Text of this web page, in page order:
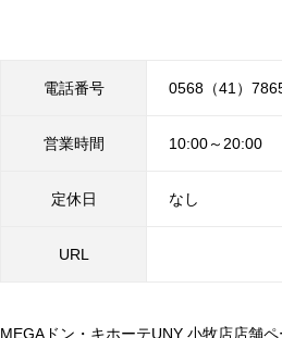
電話番号 0568（41）
営業時間 10:00～20:00
定休日 なし
URL
MEGAドン・キホーテUNY 小牧店店舗